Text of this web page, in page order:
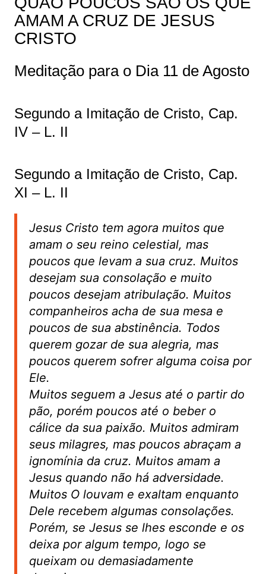
AMAM A CRUZ DE JESUS
CRISTO
Meditação para o Dia 11 de Agosto
Segundo a Imitação de Cristo, Cap.
IV – L. II
Segundo a Imitação de Cristo, Cap.
XI – L. II
Jesus Cristo tem agora muitos que
amam o seu reino celestial, mas
poucos que levam a sua cruz. Muitos
desejam sua consolação e muito
poucos desejam atribulação. Muitos
companheiros acha de sua mesa e
poucos de sua abstinência. Todos
querem gozar de sua alegria, mas
poucos querem sofrer alguma coisa por
Ele.
Muitos seguem a Jesus até o partir do
pão, porém poucos até o beber o
cálice da sua paixão. Muitos admiram
seus milagres, mas poucos abraçam a
ignomínia da cruz. Muitos amam a
Jesus quando não há adversidade.
Muitos O louvam e exaltam enquanto
Dele recebem algumas consolações.
Porém, se Jesus se lhes esconde e os
deixa por algum tempo, logo se
queixam ou demasiadamente